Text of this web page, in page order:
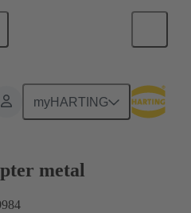
myHARTING
in cava passante
metal